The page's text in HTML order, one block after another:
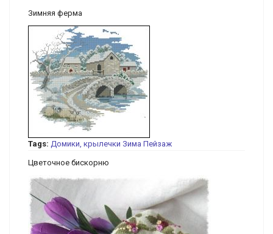
Зимняя ферма
Tags: Домики, крылечки Зима Пейзаж
Цветочное бискорню